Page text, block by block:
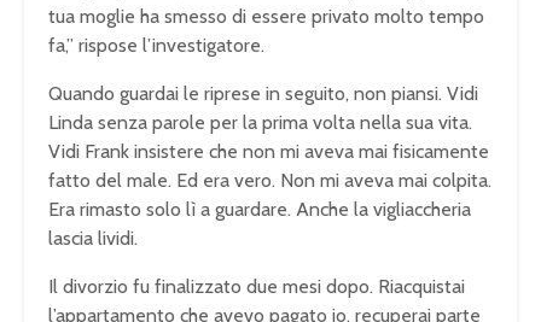
tua moglie ha smesso di essere privato molto tempo
fa,” rispose l’investigatore.
Quando guardai le riprese in seguito, non piansi. Vidi
Linda senza parole per la prima volta nella sua vita.
Vidi Frank insistere che non mi aveva mai fisicamente
fatto del male. Ed era vero. Non mi aveva mai colpita.
Era rimasto solo lì a guardare. Anche la vigliaccheria
lascia lividi.
Il divorzio fu finalizzato due mesi dopo. Riacquistai
l’appartamento che avevo pagato io, recuperai parte